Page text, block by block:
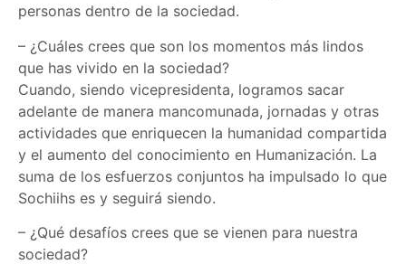
personas dentro de la sociedad.
– ⁠¿Cuáles crees que son los momentos más lindos
que has vivido en la sociedad?
Cuando, siendo vicepresidenta, logramos sacar
adelante de manera mancomunada, jornadas y otras
actividades que enriquecen la humanidad compartida
y el aumento del conocimiento en Humanización. La
suma de los esfuerzos conjuntos ha impulsado lo que
Sochiihs es y seguirá siendo.
– ⁠¿Qué desafíos crees que se vienen para nuestra
sociedad?